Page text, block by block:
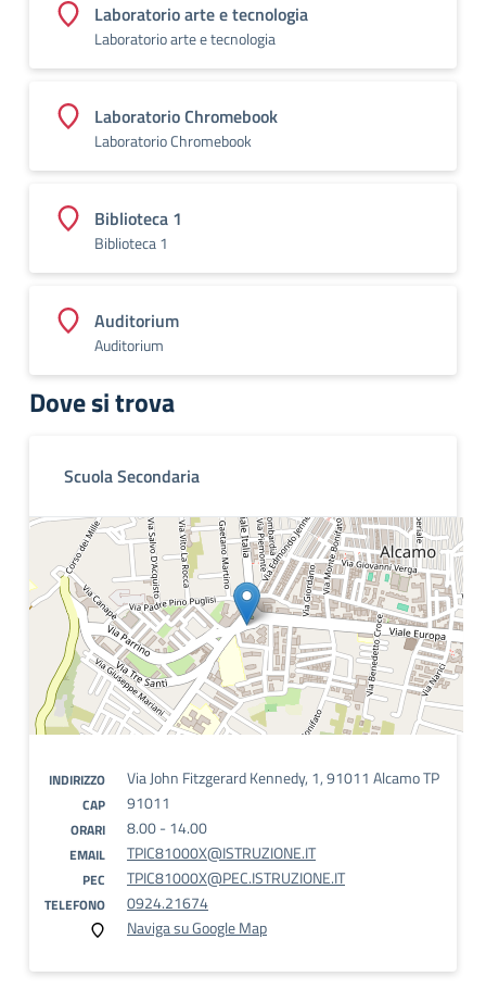
Laboratorio arte e tecnologia
Laboratorio arte e tecnologia
Laboratorio Chromebook
Laboratorio Chromebook
Biblioteca 1
Biblioteca 1
Auditorium
Auditorium
Dove si trova
Scuola Secondaria
INDIRIZZO Via John Fitzgerard Kennedy, 1, 91011 Alcamo TP
CAP 91011
ORARI 8.00 - 14.00
EMAIL TPIC81000X@ISTRUZIONE.IT
PEC TPIC81000X@PEC.ISTRUZIONE.IT
TELEFONO
0924.21674
Naviga su Google Map